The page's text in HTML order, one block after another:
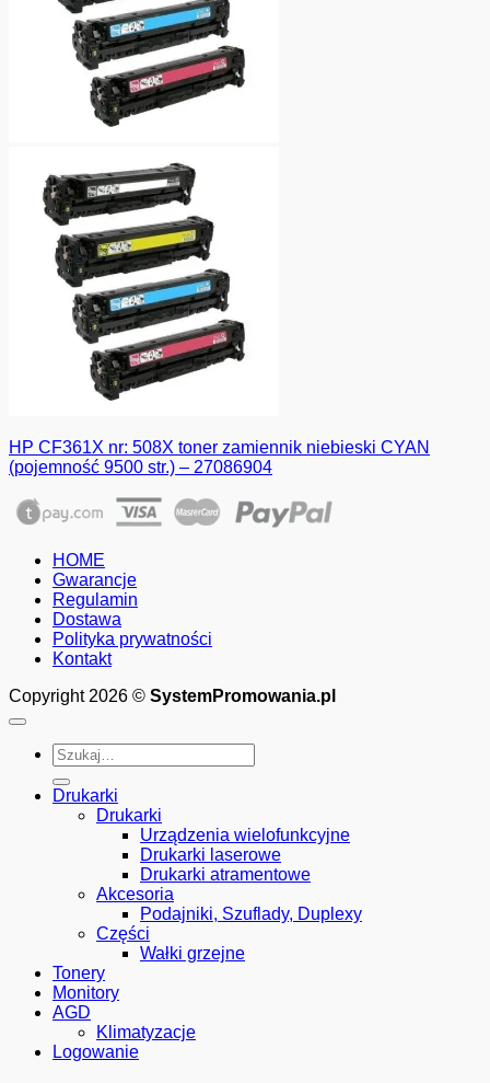
HP CF361X nr: 508X toner zamiennik niebieski CYAN
(pojemność 9500 str.) – 27086904
HOME
Gwarancje
Regulamin
Dostawa
Polityka prywatności
Kontakt
Copyright 2026 © SystemPromowania.pl
Szukaj:
Drukarki
Drukarki
Urządzenia wielofunkcyjne
Drukarki laserowe
Drukarki atramentowe
Akcesoria
Podajniki, Szuflady, Duplexy
Części
Wałki grzejne
Tonery
Monitory
AGD
Klimatyzacje
Logowanie